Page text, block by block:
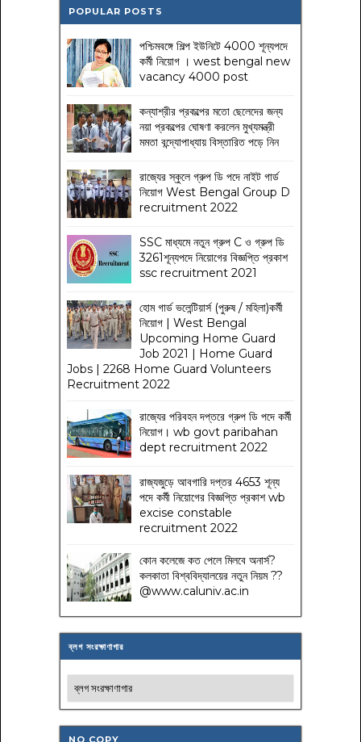
POPULAR POSTS
পশ্চিমবঙ্গে শিল্প ইউনিটে 4000 শূন্যপদে
কর্মী নিয়োগ । west bengal new
vacancy 4000 post
কন্যাশ্রীর প্রকল্পের মতো ছেলেদের জন্য
নয়া প্রকল্পের ঘোষণা করলেন মুখ্যমন্ত্রী
মমতা বন্দ্যোপাধ্যায় বিস্তারিত পড়ে নিন
রাজ্যের স্কুলে গ্রুপ ডি পদে নাইট গার্ড
নিয়োগ West Bengal Group D
recruitment 2022
SSC মাধ্যমে নতুন গ্রুপ C ও গ্রুপ ডি
3261শূন্যপদে নিয়োগের বিজ্ঞপ্তি প্রকাশ
ssc recruitment 2021
হোম গার্ড ভলেন্টিয়ার্স (পুরুষ / মহিলা)কর্মী
নিয়োগ | West Bengal
Upcoming Home Guard
Job 2021 | Home Guard
Jobs | 2268 Home Guard Volunteers
Recruitment 2022
রাজ্যের পরিবহন দপ্তরে গ্রুপ ডি পদে কর্মী
নিয়োগ। wb govt paribahan
dept recruitment 2022
রাজ্যজুড়ে আবগারি দপ্তর 4653 শূন্য
পদে কর্মী নিয়োগের বিজ্ঞপ্তি প্রকাশ wb
excise constable
recruitment 2022
কোন কলেজে কত পেলে মিলবে অনার্স?
কলকাতা বিশ্ববিদ্যালয়ের নতুন নিয়ম??
@www.caluniv.ac.in
ব্লগ সংরক্ষাণাগার
NO COPY